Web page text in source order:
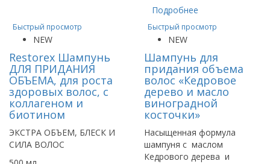
Подробнее
Быстрый просмотр
NEW
Restorex Шампунь
ДЛЯ ПРИДАНИЯ
ОБЪЕМА, для роста
здоровых волос, с
коллагеном и
биотином
ЭКСТРА ОБЪЕМ, БЛЕСК И
СИЛА ВОЛОС
Быстрый просмотр
NEW
Шампунь для
придания объема
волос «Кедровое
дерево и масло
виноградной
косточки»
Насыщенная формула
шампуня с маслом
Кедрового дерева и